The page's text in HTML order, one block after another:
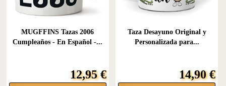
MUGFFINS Tazas 2006
Cumpleaños - En Español -...
12,95 €
Taza Desayuno Original y
Personalizada para...
14,90 €